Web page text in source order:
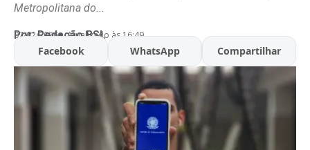
Metropolitana do...
Por:Redação BSL
07/02/2026 Atualizado às 16:49
Facebook WhatsApp Compartilhar